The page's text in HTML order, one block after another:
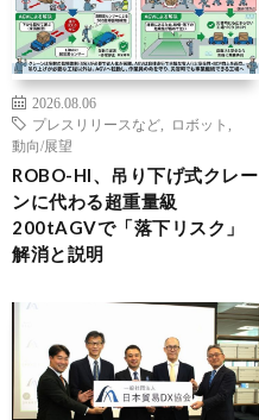
2026.08.06
プレスリリースなど
ロボット
動向/展望
ROBO-HI、吊り下げ式クレー
ンに代わる超重量級
200tAGVで「落下リスク」
解消と説明